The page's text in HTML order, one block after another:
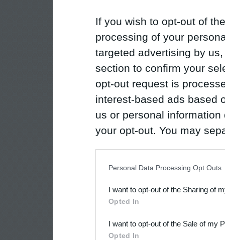
If you wish to opt-out of
processing of your
targeted advertising by
section to confirm your
opt-out request is
interest-based ads based
us or personal
your opt-out. You may
Downstream Participants
third parties.
Personal Data Processing Opt Outs
I want to opt-out of the Sharing of
Opted In
I want to opt-out of the Sale of my
Opted In